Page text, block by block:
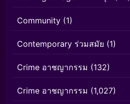
Community (1)
Contemporary ร่วมสมัย (1)
Crime อาชญากรรม (132)
Crime อาชญากรรม (1,027)